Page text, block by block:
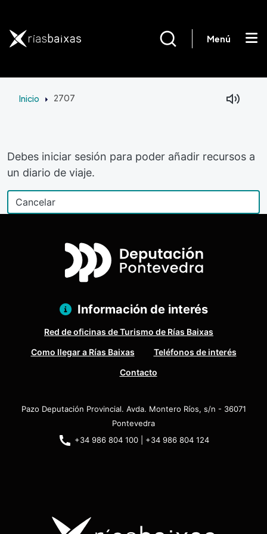
Menú
Inicio 2707
Debes iniciar sesión para poder añadir recursos a
un diario de viaje.
Información de interés
Red de oficinas de Turismo de Rías Baixas
Como llegar a Rías Baixas
Teléfonos de interés
Contacto
Pazo Deputación Provincial. Avda. Montero Ríos, s/n - 36071
Pontevedra
+34 986 804 100 | +34 986 804 124